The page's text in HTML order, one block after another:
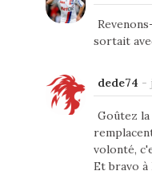
sortait
dede74 -
Goûtez la
volonté,
Et bravo à